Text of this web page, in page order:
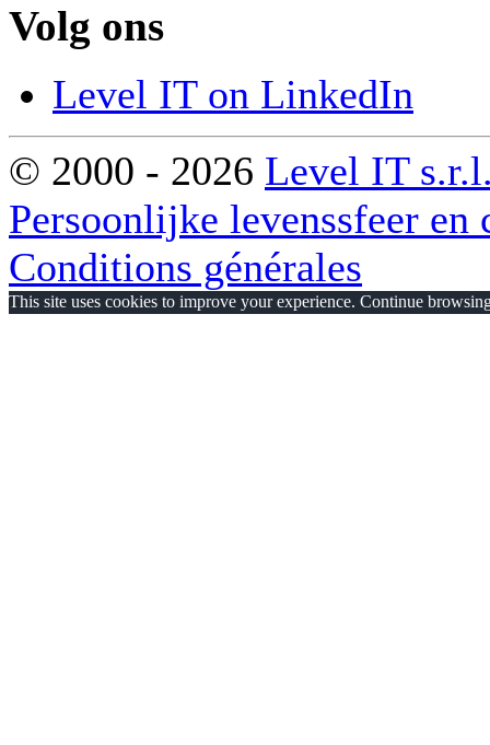
Volg ons
Level IT on LinkedIn
© 2000 - 2026 Level IT
Persoonlijke levenssfeer en
Conditions générales
This site uses cookies to improve your experience. Continue